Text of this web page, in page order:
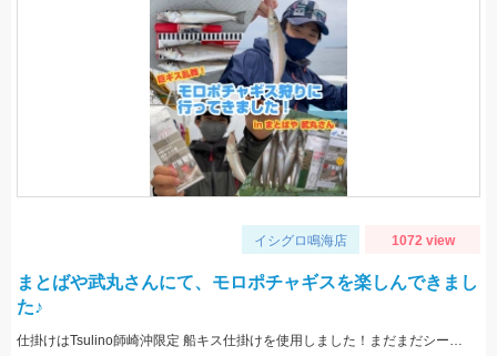
イシグロ鳴海店 1072 view
まとばや武丸さんにて、モロポチャギスを楽しんできまし
た♪
仕掛けはTsulino師崎沖限定 船キス仕掛けを使用しました！まだまだシーズンはこれからですよ～♪